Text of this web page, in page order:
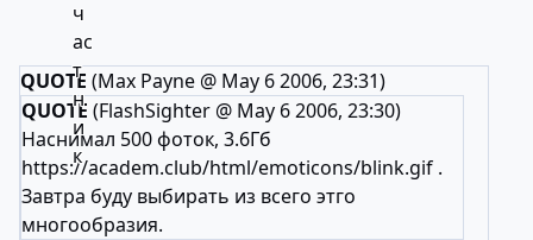
QUOTE (Max Payne @ May 6 2006, 23:31)
QUOTE (FlashSighter @ May 6 2006, 23:30)
Наснимал 500 фоток, 3.6Гб
https://academ.club/html/emoticons/blink.gif .
Завтра буду выбирать из всего этго
многообразия.